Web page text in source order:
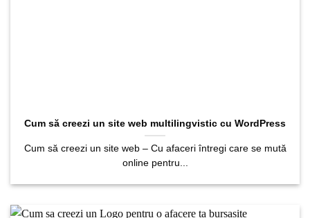
Cum să creezi un site web multilingvistic cu WordPress
Cum să creezi un site web – Cu afaceri întregi care se mută
online pentru...